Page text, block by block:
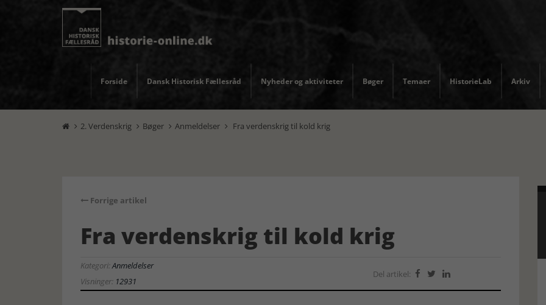
Forside Dansk Historisk Fællesråd Nyheder og aktiviteter Bøger Temaer HistorieLab Arkiv
 2. Verdenskrig  Bøger  Anmeldelser  Fra verdenskrig til kold krig
Forrige artikel
Fra verdenskrig til kold krig
Kategori:Anmeldelser
Visninger: 12931
Del artikel:   